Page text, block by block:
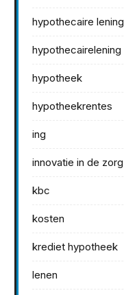
hypothecaire lening
hypothecairelening
hypotheek
hypotheekrentes
ing
innovatie in de zorg
kbc
kosten
krediet hypotheek
lenen